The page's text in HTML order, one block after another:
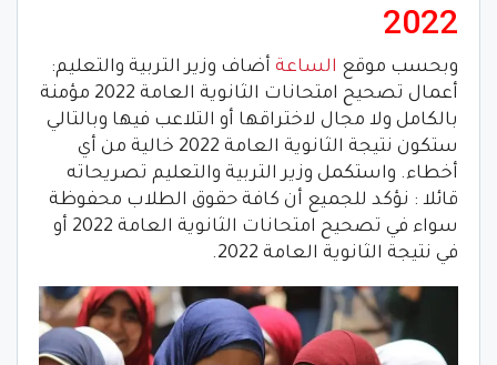
2022
وبحسب موقع الساعة أضاف وزير التربية والتعليم:
أعمال تصحيح امتحانات الثانوية العامة 2022 مؤمنة
بالكامل ولا مجال لاختراقها أو التلاعب فيها وبالتالي
ستكون نتيجة الثانوية العامة 2022 خالية من أي
أخطاء. واستكمل وزير التربية والتعليم تصريحاته
قائلا : نؤكد للجميع أن كافة حقوق الطلاب محفوظة
سواء في تصحيح امتحانات الثانوية العامة 2022 أو
في نتيجة الثانوية العامة 2022.